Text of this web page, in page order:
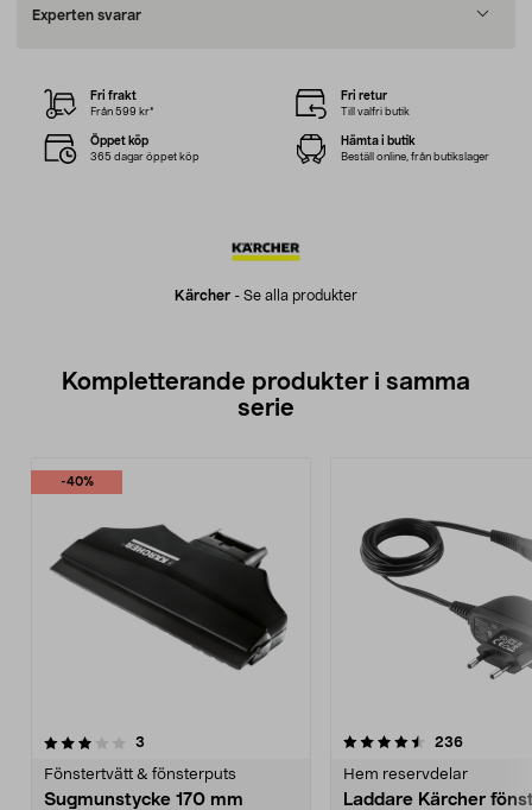
Experten svarar
Kärcher - Se alla produkter
Fri frakt
Från 599 kr*
Fri retur
Till valfri butik
Öppet köp
365 dagar öppet köp
Hämta i butik
Beställ online, från butikslager
Kompletterande produkter i samma
serie
-40%
3
Fönstertvätt & fönsterputs
Sugmunstycke 170 mm
4.5av 5 stjärnor 236
Hem reservdelar
Laddare Kärcher
4.5av 5 stjärnor